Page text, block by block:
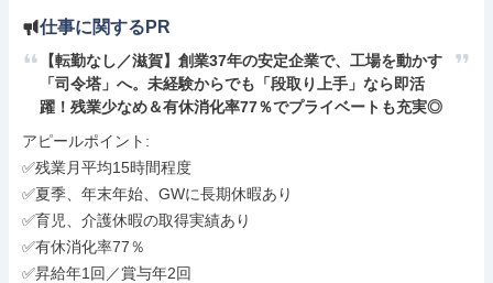
仕事に関するPR
【転勤なし／滋賀】創業37年の安定企業で、工場を動かす
「司令塔」へ。未経験からでも「段取り上手」なら即活
躍！残業少なめ＆有休消化率77％でプライベートも充実◎
アピールポイント:
✅残業月平均15時間程度
✅夏季、年末年始、GWに長期休暇あり
✅育児、介護休暇の取得実績あり
✅有休消化率77％
✅昇給年1回／賞与年2回